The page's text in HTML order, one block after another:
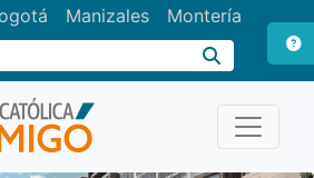
Manizales Montería